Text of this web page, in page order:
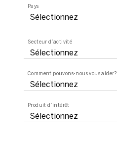
Pays
Secteur d’activité
Comment pouvons-nous vous aider?
Produit d’intérêt